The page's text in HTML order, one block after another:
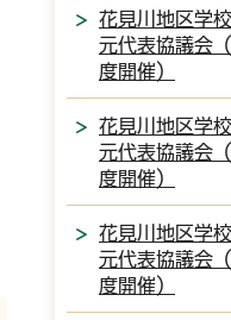
花見川地区学
元代表協議会
度開催）
花見川地区学
元代表協議会
度開催）
花見川地区学
元代表協議会
度開催）